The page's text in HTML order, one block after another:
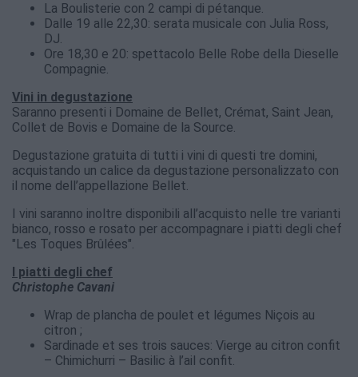
La Boulisterie con 2 campi di pétanque.
Dalle 19 alle 22,30: serata musicale con Julia Ross,
DJ.
Ore 18,30 e 20: spettacolo Belle Robe della Dieselle
Compagnie.
Vini in degustazione
Saranno presenti i Domaine de Bellet, Crémat, Saint Jean,
Collet de Bovis e Domaine de la Source.
Degustazione gratuita di tutti i vini di questi tre domini,
acquistando un calice da degustazione personalizzato con
il nome dell’appellazione Bellet.
I vini saranno inoltre disponibili all’acquisto nelle tre varianti
bianco, rosso e rosato per accompagnare i piatti degli chef
"Les Toques Brûlées".
I piatti degli chef
Christophe Cavani
Wrap de plancha de poulet et légumes Niçois au
citron ;
Sardinade et ses trois sauces: Vierge au citron confit
– Chimichurri – Basilic à l’ail confit.